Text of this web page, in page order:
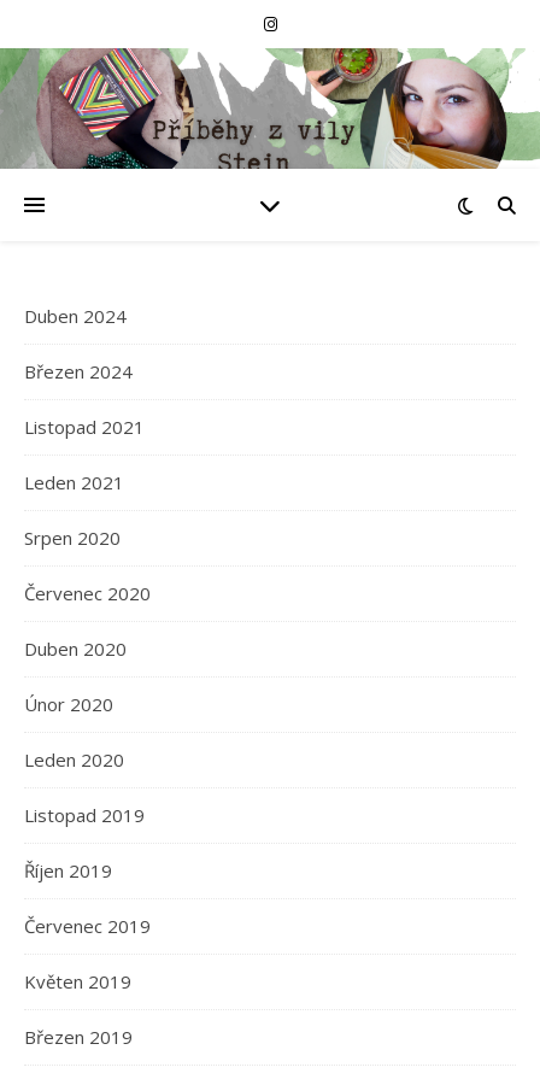
Duben 2024
Březen 2024
Listopad 2021
Leden 2021
Srpen 2020
Červenec 2020
Duben 2020
Únor 2020
Leden 2020
Listopad 2019
Říjen 2019
Červenec 2019
Květen 2019
Březen 2019